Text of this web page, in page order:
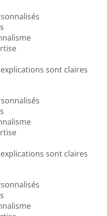
sont claires
sont claires